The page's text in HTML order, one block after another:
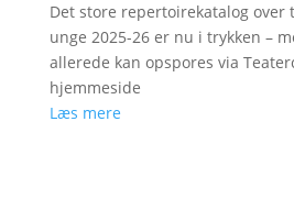
Det store repertoirekatalog over
unge 2025-26 er nu i trykken –
allerede kan opspores via
hjemmeside
Læs mere